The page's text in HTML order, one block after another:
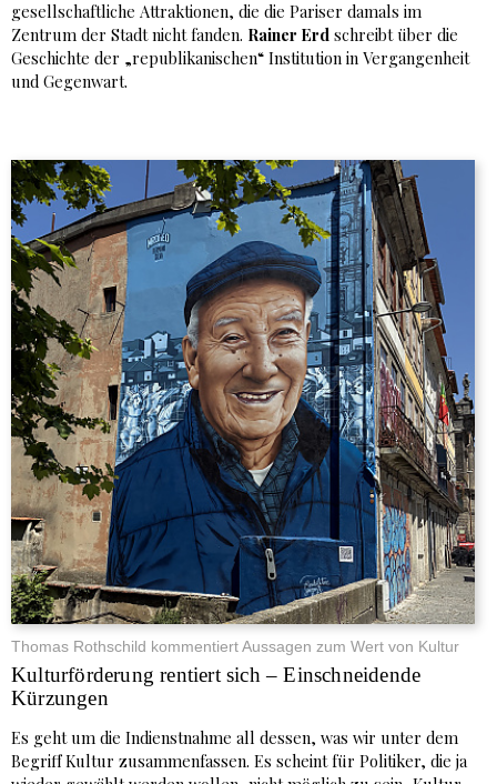
gesellschaftliche Attraktionen, die die Pariser damals im
Zentrum der Stadt nicht fanden. Rainer Erd schreibt über die
Geschichte der „republikanischen“ Institution in Vergangenheit
und Gegenwart.
Thomas Rothschild kommentiert Aussagen zum Wert von Kultur
Kulturförderung rentiert sich – Einschneidende
Kürzungen
Es geht um die Indienstnahme all dessen, was wir unter dem
Begriff Kultur zusammenfassen. Es scheint für Politiker, die ja